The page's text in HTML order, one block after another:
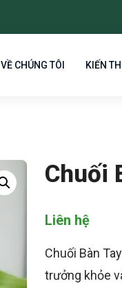
VỀ CHÚNG TÔI KIẾN
Chuối
Liên hệ
Chuối Bàn
trưởng khỏe